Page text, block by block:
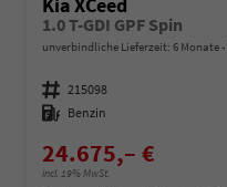
Kia XCeed
1.0 T-GDI GPF Spin
unverbindliche Lieferzeit: 6 Monate
Fahrzeugnummer 215098
Kraftstoff Benzin
24.675,– €
incl. 19% MwSt.